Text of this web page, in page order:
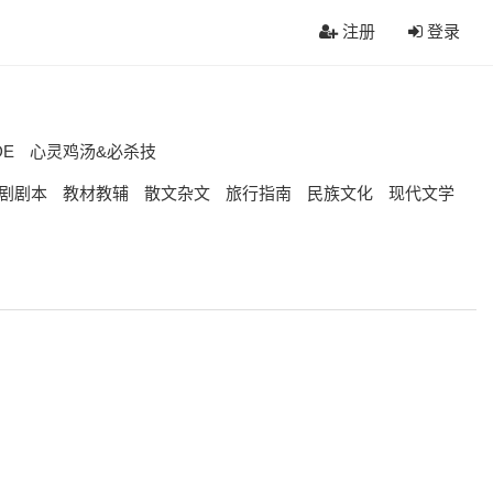
注册 登录
心灵鸡汤&必杀技
剧本 教材教辅 散文杂文 旅行指南 民族文化 现代文学